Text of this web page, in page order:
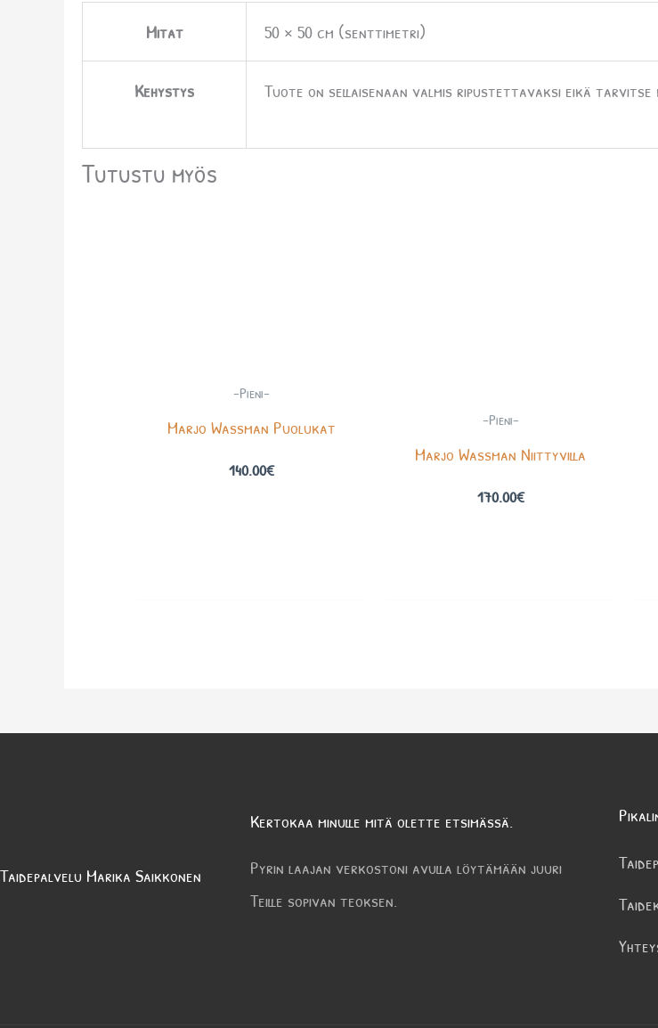
Mitat 50 × 50 cm (senttimetri)
Kehystys Tuote on sellaisenaan valmis ripustettavaksi eikä
Tutustu myös
-Pieni-
Marjo Wassman Puolukat
140.00€
-Pieni-
Marjo Wassman Niittyvilla
170.00€
Taidepalvelu Marika Saikkonen
Kertokaa minulle mitä olette etsimässä.
Pyrin laajan verkostoni avulla löytämään juuri
Teille sopivan teoksen.